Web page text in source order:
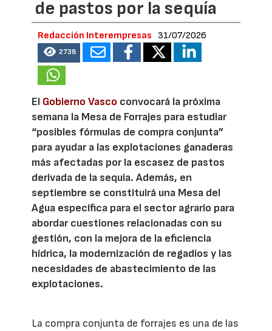
de pastos por la sequía
Redacción Interempresas 31/07/2026
2738
El Gobierno Vasco convocará la próxima
semana la Mesa de Forrajes para estudiar
“posibles fórmulas de compra conjunta”
para ayudar a las explotaciones ganaderas
más afectadas por la escasez de pastos
derivada de la sequía. Además, en
septiembre se constituirá una Mesa del
Agua específica para el sector agrario para
abordar cuestiones relacionadas con su
gestión, con la mejora de la eficiencia
hídrica, la modernización de regadíos y las
necesidades de abastecimiento de las
explotaciones.
La compra conjunta de forrajes es una de las